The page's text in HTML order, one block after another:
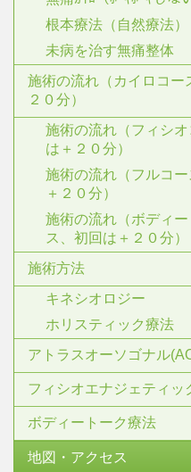
根本療法（自然療法）
未病を治す無痛整体
施術の流れ（カイロコー
２０分）
施術の流れ（フィシ
は＋２０分）
施術の流れ（フルコ
＋２０分）
施術の流れ（ボディ
ス、初回は＋２０分）
施術方法
キネシオロジー
ホリスティック療法
アトラスオーソゴナル
フィシオエナジェティッ
ボディートーク療法
地図・アクセス